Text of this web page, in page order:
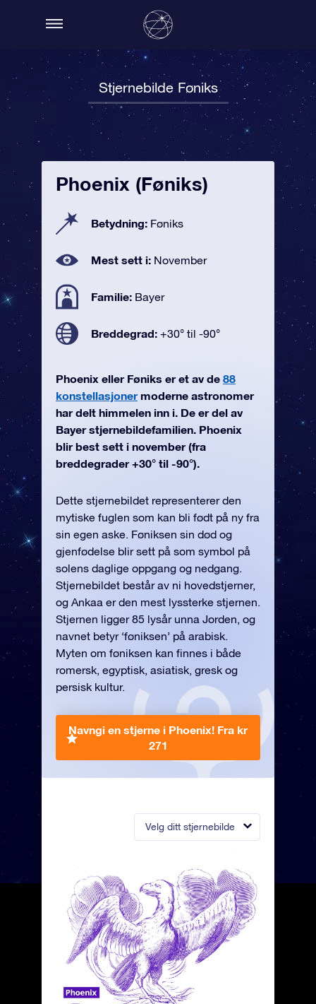
Stjernebilde Føniks
Velg ditt stjernebilde
Phoenix (Føniks)
Betydning: Føniks
Mest sett i: November
Familie: Bayer
Breddegrad: +30° til -90°
Phoenix eller Føniks er et av de 88
konstellasjonermoderne astronomer
har delt himmelen inn i. De er del av
Bayer stjernebildefamilien. Phoenix
blir best sett i november (fra
breddegrader +30° til -90°).
Dette stjernebildet representerer den
mytiske fuglen som kan bli født på ny fra
sin egen aske. Føniksen sin død og
gjenfødelse blir sett på som symbol på
solens daglige oppgang og nedgang.
Stjernebildet består av ni hovedstjerner,
og Ankaa er den mest lyssterke stjernen.
Stjernen ligger 85 lysår unna Jorden, og
navnet betyr ‘føniksen’ på arabisk.
Myten om føniksen kan finnes i både
romersk, egyptisk, asiatisk, gresk og
persisk kultur.
Navngi en stjerne i Phoenix! Fra kr
271